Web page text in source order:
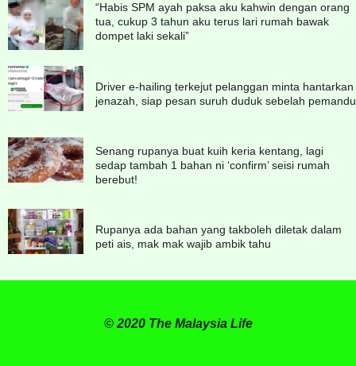
“Habis SPM ayah paksa aku kahwin dengan orang
tua, cukup 3 tahun aku terus lari rumah bawak
dompet laki sekali”
Driver e-hailing terkejut pelanggan minta hantarkan
jenazah, siap pesan suruh duduk sebelah pemandu
Senang rupanya buat kuih keria kentang, lagi
sedap tambah 1 bahan ni ‘confirm’ seisi rumah
berebut!
Rupanya ada bahan yang takboleh diletak dalam
peti ais, mak mak wajib ambik tahu
© 2020 The Malaysia Life